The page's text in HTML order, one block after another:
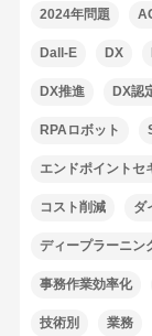
2024年問題
Dall-E DX
DX推進 DX認
RPAロボット
エンドポイントセ
コスト削減 ダ
ディープラーニン
事務作業効率化
技術別 業務